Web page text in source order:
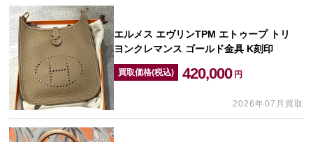
エルメス エヴリンTPM エトゥープ トリ
ヨンクレマンス ゴールド金具 K刻印
買取価格(税込) 420,000 円
2026年07月買取